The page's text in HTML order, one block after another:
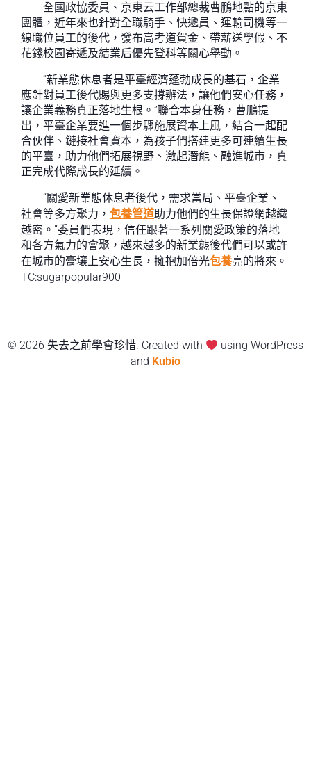
全國政協委員、京東云工作部總裁曹鵬地點的京東
團體，近年來也針對全職騎手、快遞員、運輸司機等一
線職位員工的後代，發布高考道賀金、帶薪送學假、不
花錢校園寄遞及結業后優先登科等關心舉動。
“新業態休息者是平臺經濟蓬勃成長的基石，企業
應針對員工後代賜與更多支撐辦法，讓他們安心任務，
讓企業義務真正落地生根。”聯合本身任務，曹鵬提
出，平臺企業要進一個步驟施展資本上風，結合一起配
合伙伴、鏈接社會資本，為孩子們搭建更多可連續生長
的平臺，助力他們拓展視野、激起潛能、融進城市，真
正完成代際成長的延續。
“關愛新業態休息者後代，需求當局、平臺企業、
社會等多方聚力， 包養管道助力他們的生長保證網越織
越密。”委員們表現，信任跟著一系列關愛政策的落地
和各方氣力的會聚，越來越多的新業態後代們可以或許
在城市的膏壤上安心生長，擁抱加倍光包養亮的將來。
TC:sugarpopular900
© 2026 失去之前學會珍惜. Created with
using WordPress
and Kubio